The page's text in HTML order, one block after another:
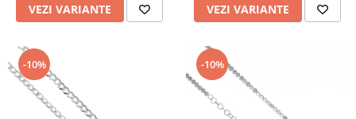
VEZI VARIANTE VEZI VARIANTE
-10% -10%